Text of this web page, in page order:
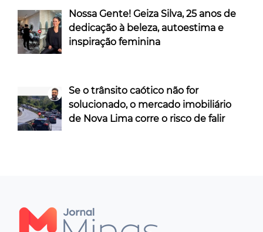
Nossa Gente! Geiza Silva, 25 anos de
dedicação à beleza, autoestima e
inspiração feminina
Se o trânsito caótico não for
solucionado, o mercado imobiliário
de Nova Lima corre o risco de falir